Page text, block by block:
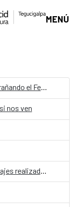
MENÚ
Tras las huellas de la Justicia: Desentrañando el Femicidio en Honduras
nos ven
Nuevas Voces: muestra de cortometrajes realizados por estudiantes